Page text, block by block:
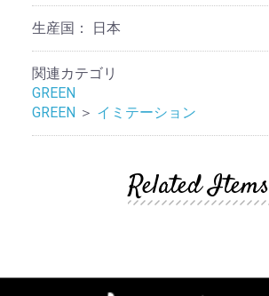
生産国： 日本
関連カテゴリ
GREEN
GREEN ＞ イミテーション
Related Items